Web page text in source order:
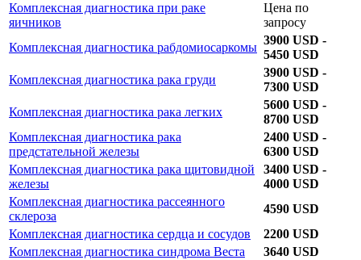
Комплексная диагностика при раке
яичников
Цена по
запросу
Комплексная диагностика рабдомиосаркомы
3900 USD -
5450 USD
Комплексная диагностика рака груди
3900 USD -
7300 USD
Комплексная диагностика рака легких
5600 USD -
8700 USD
Комплексная диагностика рака
предстательной железы
2400 USD -
6300 USD
Комплексная диагностика рака щитовидной
железы
3400 USD -
4000 USD
Комплексная диагностика рассеянного
склероза
4590 USD
Комплексная диагностика сердца и сосудов
2200 USD
Комплексная диагностика синдрома Веста
3640 USD